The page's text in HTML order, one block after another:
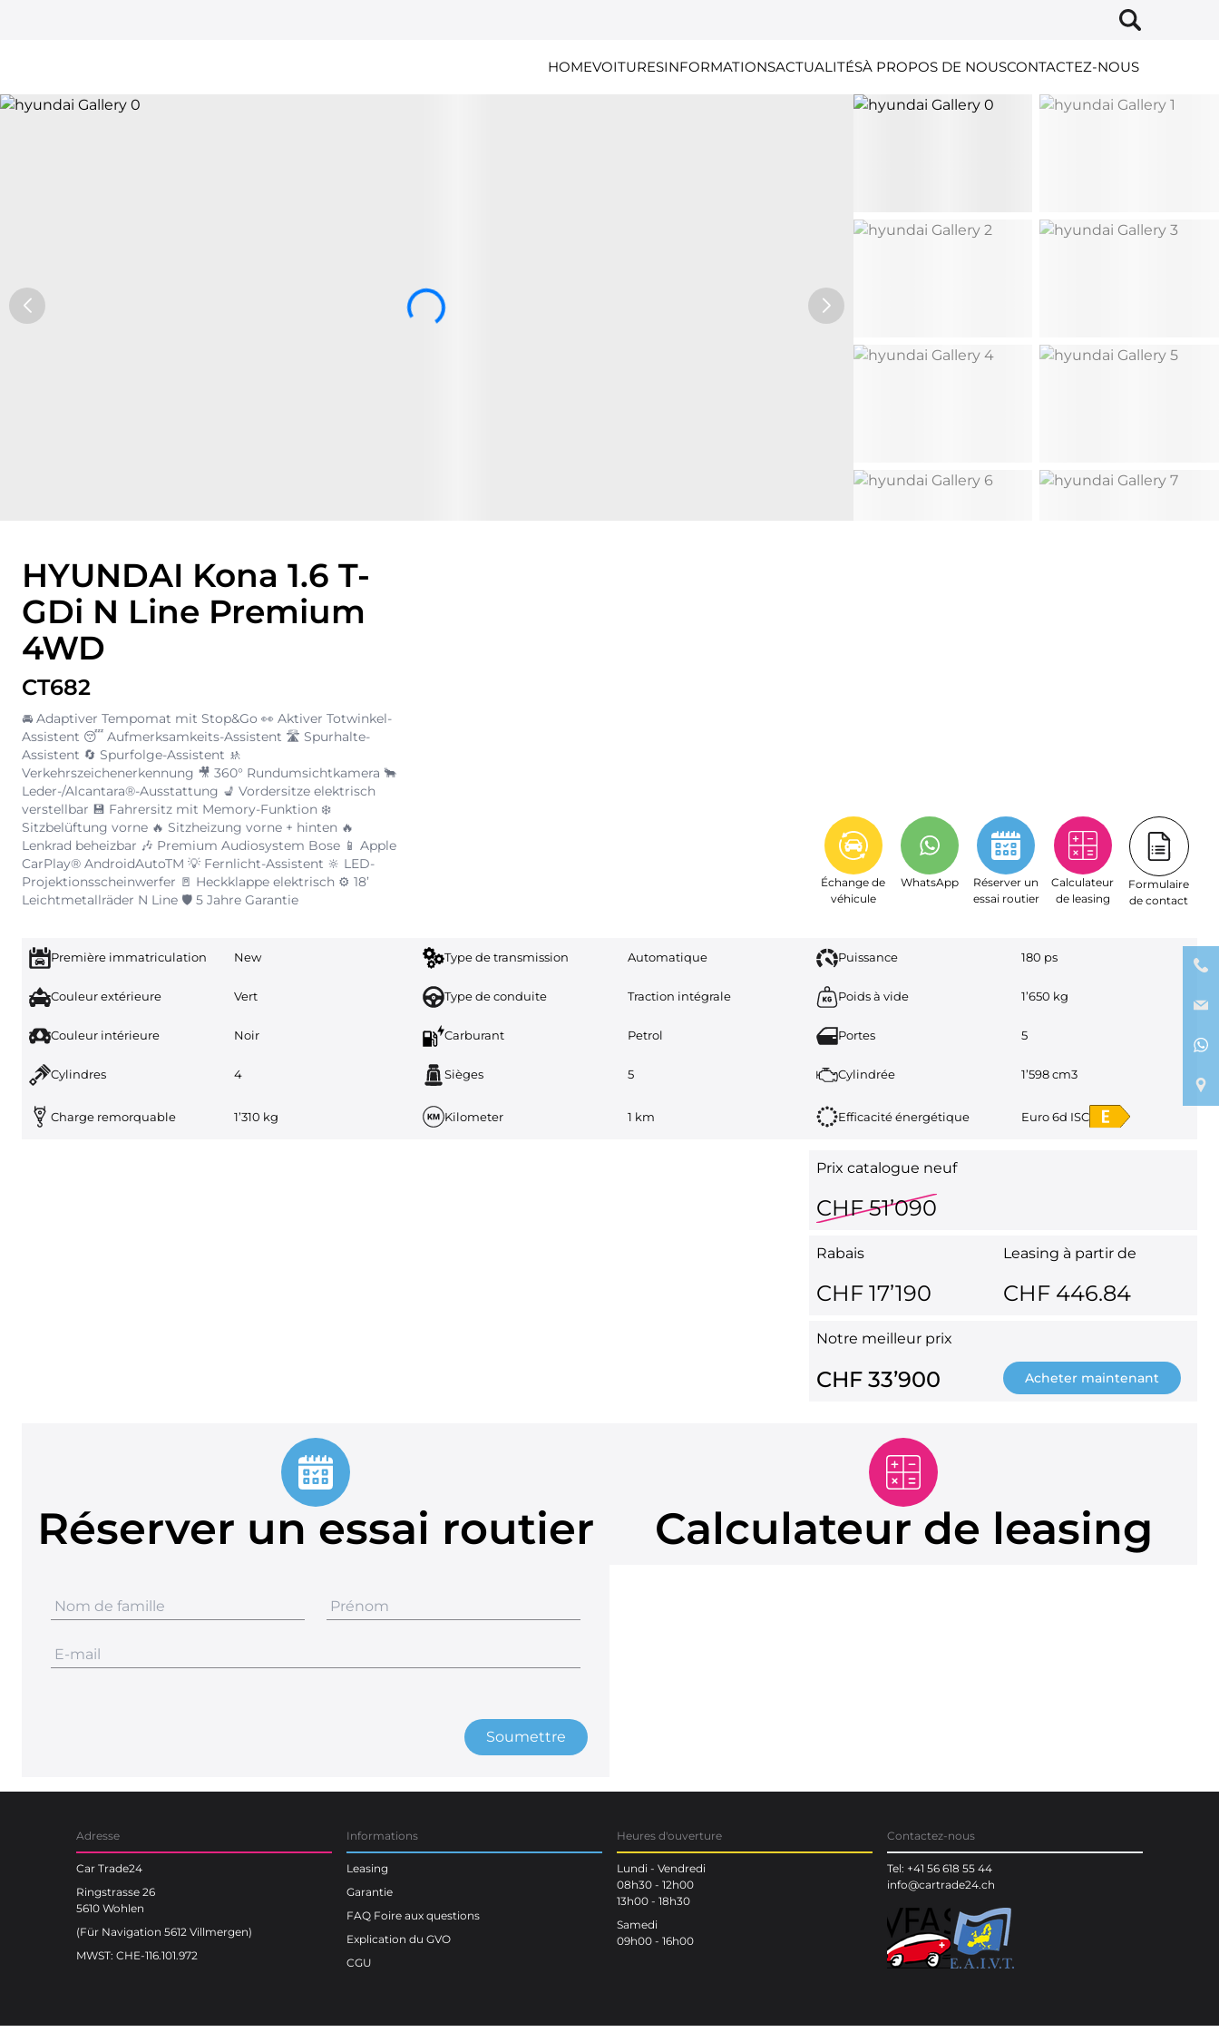
HOMEVOITURESINFORMATIONSACTUALITÉSÀ PROPOS DE NOUSCONTACTEZ-NOUS
HYUNDAI Kona 1.6 T-
GDi N Line Premium
4WD
CT682
🚘 Adaptiver Tempomat mit Stop&Go 👀 Aktiver Totwinkel-
Assistent 😴 Aufmerksamkeits-Assistent 🛣️ Spurhalte-
Assistent 🔄 Spurfolge-Assistent 🚸
Verkehrszeichenerkennung 🎥 360° Rundumsichtkamera 🐂
Leder-/Alcantara®-Ausstattung 💺 Vordersitze elektrisch
verstellbar 💾 Fahrersitz mit Memory-Funktion ❄️
Sitzbelüftung vorne 🔥 Sitzheizung vorne + hinten 🔥
Lenkrad beheizbar 🎶 Premium Audiosystem Bose 📱 Apple
CarPlay® AndroidAutoTM 💡 Fernlicht-Assistent 🔆 LED-
Projektionsscheinwerfer 🚪 Heckklappe elektrisch ⚙️ 18’
Leichtmetallräder N Line 🛡️ 5 Jahre Garantie
Échange de
véhicule
WhatsApp
Réserver un
essai routier
Calculateur
de leasing
Formulaire
de contact
Première immatriculation New Type de transmission Automatique Puissance 180 ps
Couleur extérieure Vert Type de conduite Traction intégrale Poids à vide 1’650 kg
Couleur intérieure Noir Carburant Petrol Portes 5
Cylindres 4 Sièges 5 Cylindrée 1’598 cm3
Charge remorquable 1’310 kg Kilometer 1 km Efficacité énergétique Euro 6d ISC
Prix catalogue neuf
CHF 51’090
Rabais
CHF 17’190
Leasing à partir de
CHF 446.84
Notre meilleur prix
CHF 33’900 Acheter maintenant
Réserver un essai routier
Soumettre
Calculateur de leasing
Adresse
Car Trade24
Ringstrasse 26
5610 Wohlen
(Für Navigation 5612 Villmergen)
MWST: CHE-116.101.972
Informations
Leasing
Garantie
FAQ Foire aux questions
Explication du GVO
CGU
Heures d'ouverture
Lundi - Vendredi
08h30 - 12h00
13h00 - 18h30
Samedi
09h00 - 16h00
Contactez-nous
Tel: +41 56 618 55 44
info@cartrade24.ch